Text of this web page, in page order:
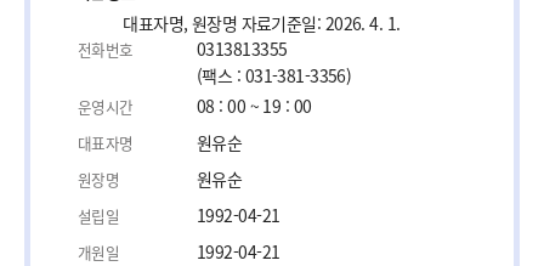
대표자명, 원장명 자료기준일: 2026. 4. 1.
전화번호
0313813355
(팩스 : 031-381-3356)
운영시간 08 : 00 ~ 19 : 00
대표자명 원유순
원장명 원유순
설립일 1992-04-21
개원일 1992-04-21